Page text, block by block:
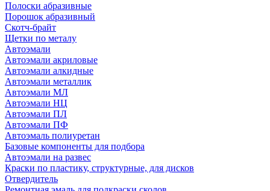
Полоски абразивные
Порошок абразивный
Скотч-брайт
Щетки по металу
Автоэмали
Автоэмали акриловые
Автоэмали алкидные
Автоэмали металлик
Автоэмали МЛ
Автоэмали НЦ
Автоэмали ПЛ
Автоэмали ПФ
Автоэмаль полиуретан
Базовые компоненты для подбора
Автоэмали на развес
Краски по пластику, структурные, для дисков
Отвердитель